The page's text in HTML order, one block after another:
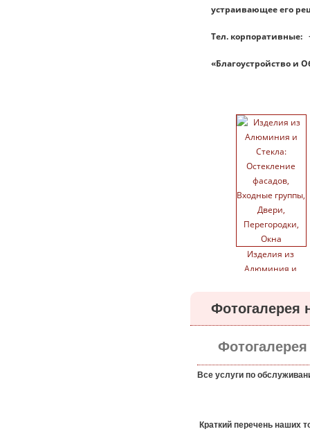
устраивающее его
Тел.
«Благоустройство и
Изделия из
Алюминия и
фасадов,
Входные группы,
Двери,
Перегородки,
Окна
Фотогалерея
Все услуги по
Краткий перечень наших